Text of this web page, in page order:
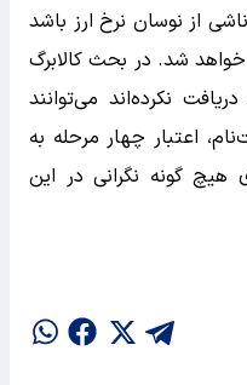
از نوسان نرخ ارز باشد
شد. در بحث کالابرگ
نکرده‌اند می‌توانند
اعتبار چهار مرحله به
گونه نگرانی در این